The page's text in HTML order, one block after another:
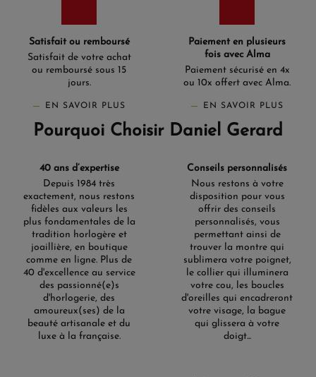
Satisfait ou remboursé
Satisfait de votre achat
ou remboursé sous 15
jours.
EN SAVOIR PLUS
Paiement en plusieurs
fois avec Alma
Paiement sécurisé en 4x
ou 10x offert avec Alma.
EN SAVOIR PLUS
Pourquoi Choisir Daniel Gerard
40 ans d’expertise
Depuis 1984 très
exactement, nous restons
fidèles aux valeurs les
plus fondamentales de la
tradition horlogère et
joaillière, en boutique
comme en ligne. Plus de
40 d'excellence au service
des passionné(e)s
d'horlogerie, des
amoureux(ses) de la
beauté artisanale et du
luxe à la française.
Conseils personnalisés
Nous restons à votre
disposition pour vous
offrir des conseils
personnalisés, vous
permettant ainsi de
trouver la montre qui
sublimera votre poignet,
le collier qui illuminera
votre cou, les boucles
d'oreilles qui encadreront
votre visage, la bague
qui glissera à votre
doigt...